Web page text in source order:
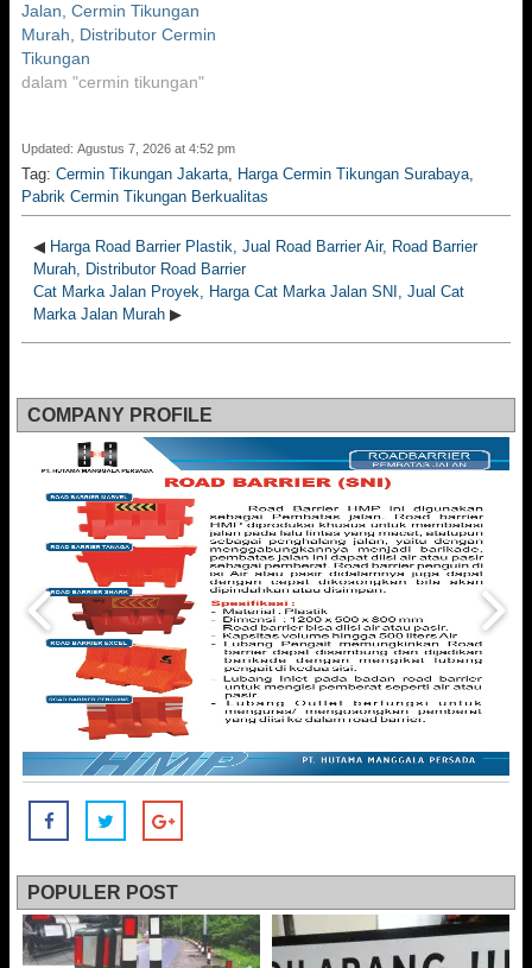
Jalan, Cermin Tikungan
Murah, Distributor Cermin
Tikungan
dalam "cermin tikungan"
Updated: Agustus 7, 2026 at 4:52 pm
Tag: Cermin Tikungan Jakarta, Harga Cermin Tikungan Surabaya,
Pabrik Cermin Tikungan Berkualitas
◀ Harga Road Barrier Plastik, Jual Road Barrier Air, Road Barrier
Murah, Distributor Road Barrier
Cat Marka Jalan Proyek, Harga Cat Marka Jalan SNI, Jual Cat
Marka Jalan Murah ▶
COMPANY PROFILE
POPULER POST